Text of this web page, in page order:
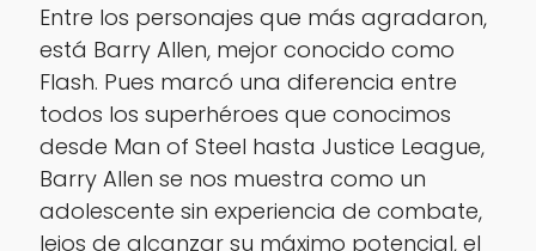
Entre los personajes que más agradaron,
está Barry Allen, mejor conocido como
Flash. Pues marcó una diferencia entre
todos los superhéroes que conocimos
desde Man of Steel hasta Justice League,
Barry Allen se nos muestra como un
adolescente sin experiencia de combate,
lejos de alcanzar su máximo potencial, el